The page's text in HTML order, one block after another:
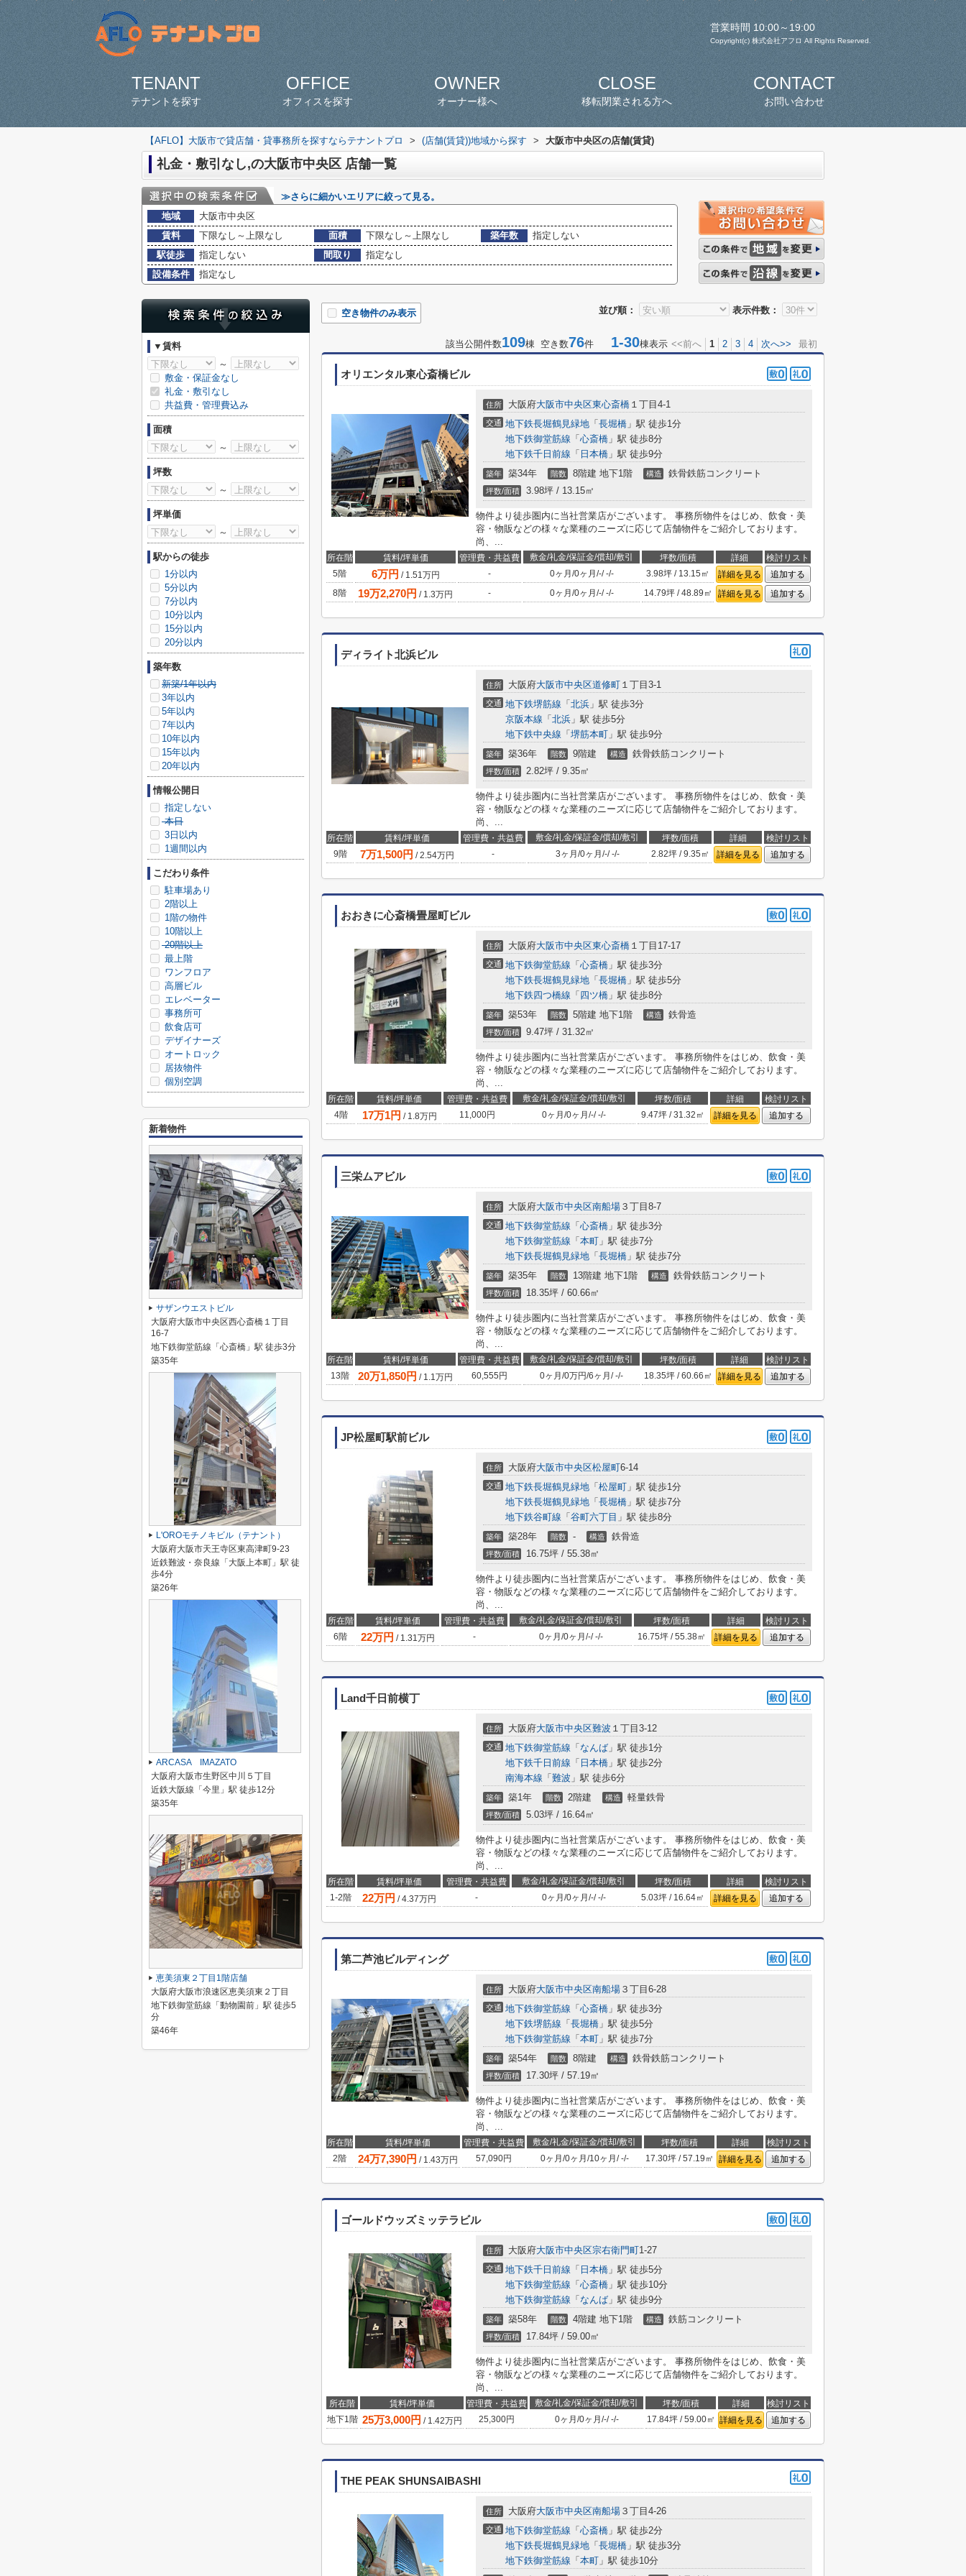
営業時間 10:00～19:00
Copyright(c) 株式会社アフロ All Rights Reserved.
TENANT
テナントを探す
OFFICE
オフィスを探す
OWNER
オーナー様へ
CLOSE
移転閉業される方へ
CONTACT
お問い合わせ
【AFLO】大阪市で貸店舗・貸事務所を探すならテナントプロ > (店舗(賃貸))地域から探す > 大阪市中央区の店舗(賃貸)
礼金・敷引なし,の大阪市中央区 店舗一覧
≫さらに細かいエリアに絞って見る。
地域
大阪市中央区
賃料
下限なし～上限なし 面積 下限なし～上限なし 築年数
指定しない
駅徒歩
指定しない 間取り
指定なし
設備条件
指定なし
並び順： 表示件数：
空き物件のみ表示
該当公開件数109棟 空き数76件 1-30棟表示 <<前へ 1 2 3 4 次へ>> 最初
オリエンタル東心斎橋ビル
住所 大阪府大阪市中央区東心斎橋 １丁目4-1
交通 地下鉄長堀鶴見緑地 「 長堀橋 」駅 徒歩1分
地下鉄御堂筋線 「 心斎橋 」駅 徒歩8分
地下鉄千日前線 「 日本橋 」駅 徒歩9分
築年 築34年 階数 8階建 地下1階 構造 鉄骨鉄筋コンクリート
坪数/面積 3.98坪 / 13.15㎡
物件より徒歩圏内に当社営業店がございます。 事務所物件をはじめ、飲食・美
容・物販などの様々な業種のニーズに応じて店舗物件をご紹介しております。
尚、...
所在階 賃料/坪単価 管理費・共益費 敷金/礼金/保証金/償却/敷引 坪数/面積 詳細
検討リスト
5階
6万円 / 1.51万円 - 0ヶ月 /0ヶ月 /-/-/- 3.98坪 / 13.15㎡ 詳細を見る
追加する
8階
19万2,270円 / 1.3万円 - 0ヶ月 /0ヶ月 /-/-/- 14.79坪 / 48.89㎡ 詳細を見る 追加する
ディライト北浜ビル
住所 大阪府大阪市中央区道修町 １丁目3-1
交通 地下鉄堺筋線 「 北浜 」駅 徒歩3分
京阪本線 「 北浜 」駅 徒歩5分
地下鉄中央線 「 堺筋本町 」駅 徒歩9分
築年 築36年 階数 9階建 構造 鉄骨鉄筋コンクリート
坪数/面積 2.82坪 / 9.35㎡
物件より徒歩圏内に当社営業店がございます。 事務所物件をはじめ、飲食・美
容・物販などの様々な業種のニーズに応じて店舗物件をご紹介しております。
尚、...
所在階 賃料/坪単価 管理費・共益費 敷金/礼金/保証金/償却/敷引 坪数/面積 詳細
検討リスト
9階
7万1,500円 /2.54万円 - 3ヶ月 /0ヶ月 /-/-/- 2.82坪 / 9.35㎡ 詳細を見る 追加する
おおきに心斎橋畳屋町ビル
住所 大阪府大阪市中央区東心斎橋 １丁目17-17
交通 地下鉄御堂筋線 「 心斎橋 」駅 徒歩3分
地下鉄長堀鶴見緑地 「 長堀橋 」駅 徒歩5分
地下鉄四つ橋線 「 四ツ橋 」駅 徒歩8分
築年 築53年 階数 5階建 地下1階 構造 鉄骨造
坪数/面積 9.47坪 / 31.32㎡
物件より徒歩圏内に当社営業店がございます。 事務所物件をはじめ、飲食・美
容・物販などの様々な業種のニーズに応じて店舗物件をご紹介しております。
尚、...
所在階 賃料/坪単価 管理費・共益費 敷金/礼金/保証金/償却/敷引 坪数/面積 詳細
検討リスト
4階
17万1円 / 1.8万円 11,000円 0ヶ月 /0ヶ月 /-/-/- 9.47坪 / 31.32㎡ 詳細を見る 追加する
三栄ムアビル
住所 大阪府大阪市中央区南船場 ３丁目8-7
交通 地下鉄御堂筋線 「 心斎橋 」駅 徒歩3分
地下鉄御堂筋線 「 本町 」駅 徒歩7分
地下鉄長堀鶴見緑地 「 長堀橋 」駅 徒歩7分
築年 築35年 階数 13階建 地下1階 構造 鉄骨鉄筋コンクリート
坪数/面積 18.35坪 / 60.66㎡
物件より徒歩圏内に当社営業店がございます。 事務所物件をはじめ、飲食・美
容・物販などの様々な業種のニーズに応じて店舗物件をご紹介しております。
尚、...
所在階 賃料/坪単価 管理費・共益費 敷金/礼金/保証金/償却/敷引 坪数/面積 詳細
検討リスト
13階
20万1,850円 / 1.1万円 60,555円 0ヶ月 /0万円/6ヶ月 /-/- 18.35坪 / 60.66㎡ 詳細を見る 追加する
JP松屋町駅前ビル
住所 大阪府大阪市中央区松屋町6-14
交通 地下鉄長堀鶴見緑地 「 松屋町 」駅 徒歩1分
地下鉄長堀鶴見緑地 「 長堀橋 」駅 徒歩7分
地下鉄谷町線 「 谷町六丁目 」駅 徒歩8分
築年 築28年 階数 - 構造 鉄骨造
坪数/面積 16.75坪 / 55.38㎡
物件より徒歩圏内に当社営業店がございます。 事務所物件をはじめ、飲食・美
容・物販などの様々な業種のニーズに応じて店舗物件をご紹介しております。
尚、...
所在階 賃料/坪単価 管理費・共益費 敷金/礼金/保証金/償却/敷引 坪数/面積 詳細
検討リスト
6階
22万円 / 1.31万円 - 0ヶ月 /0ヶ月 /-/-/- 16.75坪 / 55.38㎡ 詳細を見る 追加する
Land千日前横丁
住所 大阪府大阪市中央区難波 １丁目3-12
交通 地下鉄御堂筋線 「 なんば 」駅 徒歩1分
地下鉄千日前線 「 日本橋 」駅 徒歩2分
南海本線 「 難波 」駅 徒歩6分
築年 築1年 階数 2階建 構造 軽量鉄骨
坪数/面積 5.03坪 / 16.64㎡
物件より徒歩圏内に当社営業店がございます。 事務所物件をはじめ、飲食・美
容・物販などの様々な業種のニーズに応じて店舗物件をご紹介しております。
尚、...
所在階 賃料/坪単価 管理費・共益費 敷金/礼金/保証金/償却/敷引 坪数/面積 詳細
検討リスト
1-2階
22万円 /4.37万円 - 0ヶ月 /0ヶ月 /-/-/- 5.03坪 / 16.64㎡ 詳細を見る 追加する
第二芦池ビルディング
住所 大阪府大阪市中央区南船場 ３丁目6-28
交通 地下鉄御堂筋線 「 心斎橋 」駅 徒歩3分
地下鉄堺筋線 「 長堀橋 」駅 徒歩5分
地下鉄御堂筋線 「 本町 」駅 徒歩7分
築年 築54年 階数 8階建 構造 鉄骨鉄筋コンクリート
坪数/面積 17.30坪 / 57.19㎡
物件より徒歩圏内に当社営業店がございます。 事務所物件をはじめ、飲食・美
容・物販などの様々な業種のニーズに応じて店舗物件をご紹介しております。
尚、...
所在階 賃料/坪単価 管理費・共益費 敷金/礼金/保証金/償却/敷引 坪数/面積 詳細
検討リスト
2階
24万7,390円 / 1.43万円 57,090円 0ヶ月 /0ヶ月 /10ヶ月 /-/- 17.30坪 / 57.19㎡ 詳細を見る 追加する
ゴールドウッズミッテラビル
住所 大阪府大阪市中央区宗右衛門町1-27
交通 地下鉄千日前線 「 日本橋 」駅 徒歩5分
地下鉄御堂筋線 「 心斎橋 」駅 徒歩10分
地下鉄御堂筋線 「 なんば 」駅 徒歩9分
築年 築58年 階数 4階建 地下1階 構造 鉄筋コンクリート
坪数/面積 17.84坪 / 59.00㎡
物件より徒歩圏内に当社営業店がございます。 事務所物件をはじめ、飲食・美
容・物販などの様々な業種のニーズに応じて店舗物件をご紹介しております。
尚、...
所在階 賃料/坪単価 管理費・共益費 敷金/礼金/保証金/償却/敷引 坪数/面積 詳細
検討リスト
地下1階 25万3,000円 / 1.42万円 25,300円 0ヶ月 /0ヶ月 /-/-/- 17.84坪 / 59.00㎡ 詳細を見る 追加する
THE PEAK SHUNSAIBASHI
住所 大阪府大阪市中央区南船場 ３丁目4-26
交通 地下鉄御堂筋線 「 心斎橋 」駅 徒歩2分
地下鉄長堀鶴見緑地 「 長堀橋 」駅 徒歩3分
地下鉄御堂筋線 「 本町 」駅 徒歩10分
▼賃料
～
敷金・保証金なし
礼金・敷引なし
共益費・管理費込み
面積
～
坪数
～
坪単価
～
駅からの徒歩
1分以内
5分以内
7分以内
10分以内
15分以内
20分以内
築年数
新築/1年以内
3年以内
5年以内
7年以内
10年以内
15年以内
20年以内
情報公開日
指定しない
本日
3日以内
1週間以内
こだわり条件
駐車場あり
2階以上
1階の物件
10階以上
20階以上
最上階
ワンフロア
高層ビル
エレベーター
事務所可
飲食店可
デザイナーズ
オートロック
居抜物件
個別空調
新着物件
サザンウエストビル
大阪府大阪市中央区西心斎橋１丁目
16-7
地下鉄御堂筋線「心斎橋」駅 徒歩3分
築35年
L'OROモチノキビル（テナント）
大阪府大阪市天王寺区東高津町9-23
近鉄難波・奈良線「大阪上本町」駅 徒
歩4分
築26年
ARCASA IMAZATO
大阪府大阪市生野区中川５丁目
近鉄大阪線「今里」駅 徒歩12分
築35年
恵美須東２丁目1階店舗
大阪府大阪市浪速区恵美須東２丁目
地下鉄御堂筋線「動物園前」駅 徒歩5
分
築46年